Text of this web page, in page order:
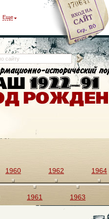
Еще
1960
1961
1962
1963
1964